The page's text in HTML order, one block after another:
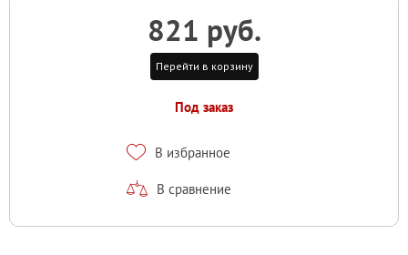
821 руб.
Перейти в корзину
Под заказ
В избранное
В сравнение